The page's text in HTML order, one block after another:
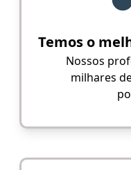
Temos o
Nossos
milhares